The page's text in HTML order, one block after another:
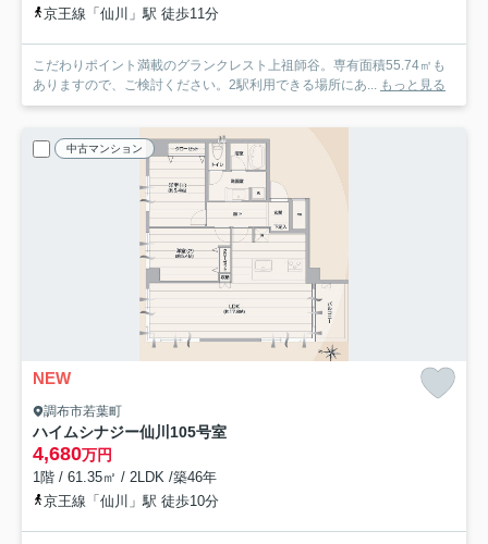
京王線「仙川」駅 徒歩11分
こだわりポイント満載のグランクレスト上祖師谷。専有面積55.74㎡も
ありますので、ご検討ください。2駅利用できる場所にあ... もっと見る
中古マンション
NEW
調布市若葉町
ハイムシナジー仙川 105号室
4,680万円
1階 / 61.35㎡ / 2LDK /築46年
京王線「仙川」駅 徒歩10分